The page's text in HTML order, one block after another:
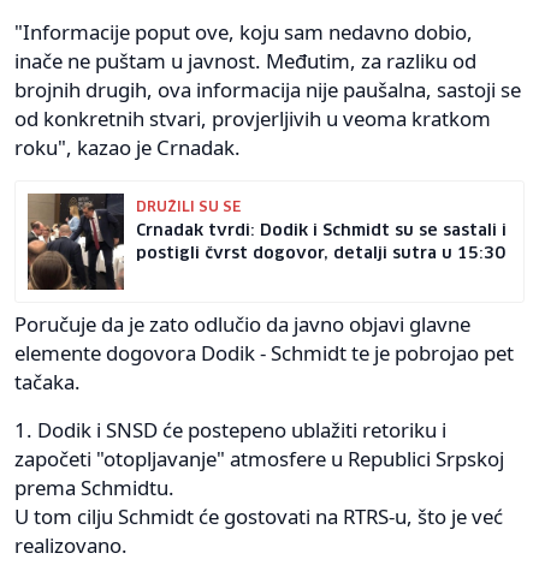
"Informacije poput ove, koju sam nedavno dobio,
inače ne puštam u javnost. Međutim, za razliku od
brojnih drugih, ova informacija nije paušalna, sastoji se
od konkretnih stvari, provjerljivih u veoma kratkom
roku", kazao je Crnadak.
DRUŽILI SU SE
Crnadak tvrdi: Dodik i Schmidt su se sastali i
postigli čvrst dogovor, detalji sutra u 15:30
Poručuje da je zato odlučio da javno objavi glavne
elemente dogovora Dodik - Schmidt te je pobrojao pet
tačaka.
1. Dodik i SNSD će postepeno ublažiti retoriku i
započeti "otopljavanje" atmosfere u Republici Srpskoj
prema Schmidtu.
U tom cilju Schmidt će gostovati na RTRS-u, što je već
realizovano.